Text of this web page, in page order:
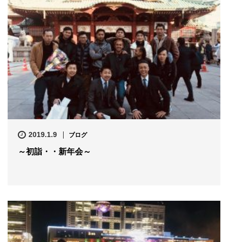
2019.1.9 ブログ
～初詣・・新年会～